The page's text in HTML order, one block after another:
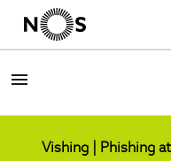
Vishing | Phishing